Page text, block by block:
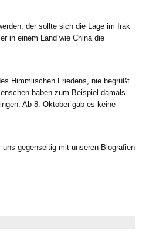
der sollte sich die Lage im Irak
in einem Land wie China die
Himmlischen Friedens, nie begrüßt.
haben zum Beispiel damals
Ab 8. Oktober gab es keine
gegenseitig mit unseren Biografien